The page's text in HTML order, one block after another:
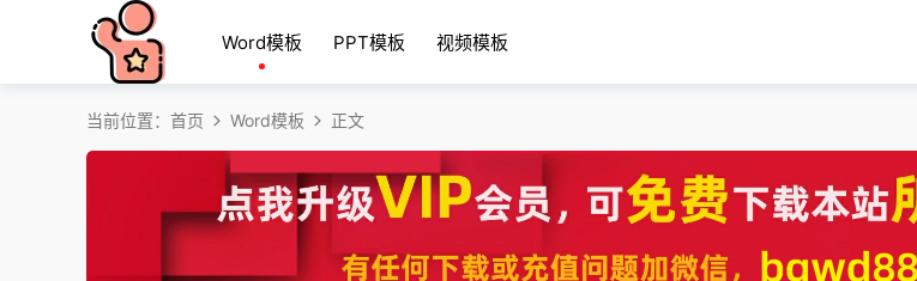
Word模板 PPT模板 视频模板
当前位置： 首页 Word模板 正文